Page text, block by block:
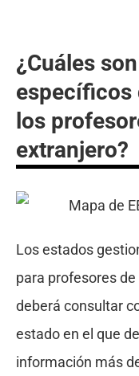
¿Cuáles
específicos
los
extranjero?
Los estados
para profesores
deberá consultar
estado en el que
información más